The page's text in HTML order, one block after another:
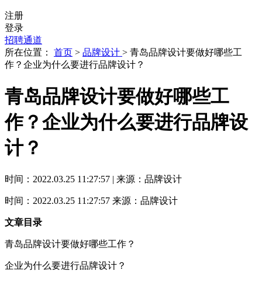
注册
登录
招聘通道
所在位置： 首页 > 品牌设计 > 青岛品牌设计要做好哪些工
作？企业为什么要进行品牌设计？
青岛品牌设计要做好哪些工
作？企业为什么要进行品牌设
计？
时间：2022.03.25 11:27:57 | 来源：品牌设计
时间：2022.03.25 11:27:57 来源：品牌设计
文章目录
青岛品牌设计要做好哪些工作？
企业为什么要进行品牌设计？